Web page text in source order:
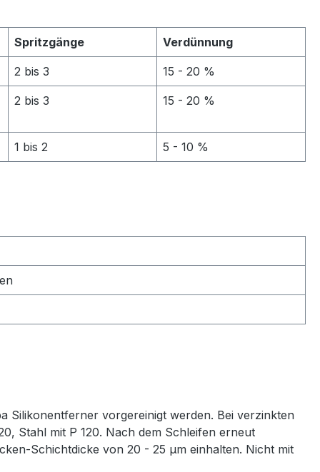
Spritzgänge Verdünnung
2 bis 3 15 - 20 %
2 bis 3 15 - 20 %
1 bis 2 5 - 10 %
Silikonentferner vorgereinigt werden. Bei verzinkten
Stahl mit P 120. Nach dem Schleifen erneut
Schichtdicke von 20 - 25 μm einhalten. Nicht mit